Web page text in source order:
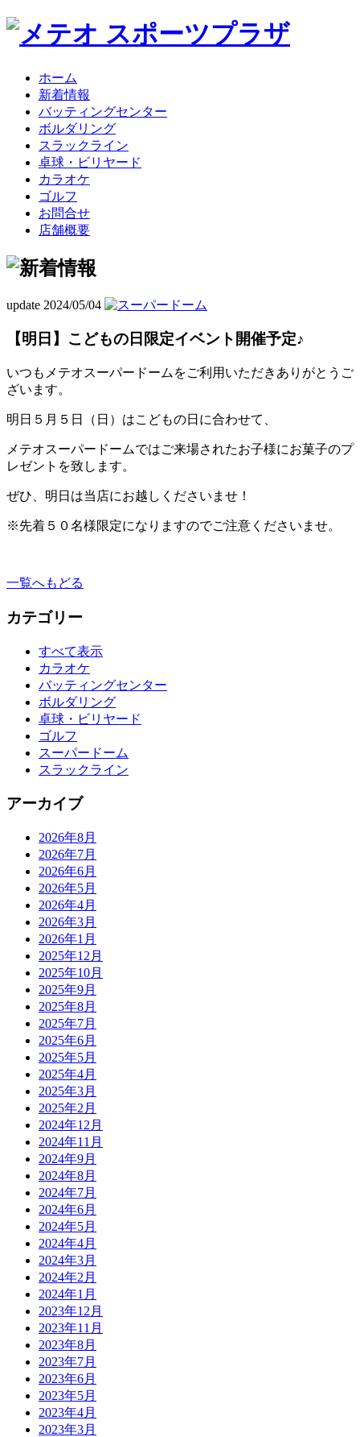
ホーム
新着情報
バッティングセンター
ボルダリング
スラックライン
卓球・ビリヤード
カラオケ
ゴルフ
お問合せ
店舗概要
update 2024/05/04
【明日】こどもの日限定イベント開催予定♪
いつもメテオスーパードームをご利用いただきありがとうご
ざいます。
明日５月５日（日）はこどもの日に合わせて、
メテオスーパードームではご来場されたお子様にお菓子のプ
レゼントを致します。
ぜひ、明日は当店にお越しくださいませ！
※先着５０名様限定になりますのでご注意くださいませ。
一覧へもどる
カテゴリー
すべて表示
カラオケ
バッティングセンター
ボルダリング
卓球・ビリヤード
ゴルフ
スーパードーム
スラックライン
アーカイブ
2026年8月
2026年7月
2026年6月
2026年5月
2026年4月
2026年3月
2026年1月
2025年12月
2025年10月
2025年9月
2025年8月
2025年7月
2025年6月
2025年5月
2025年4月
2025年3月
2025年2月
2024年12月
2024年11月
2024年9月
2024年8月
2024年7月
2024年6月
2024年5月
2024年4月
2024年3月
2024年2月
2024年1月
2023年12月
2023年11月
2023年8月
2023年7月
2023年6月
2023年5月
2023年4月
2023年3月